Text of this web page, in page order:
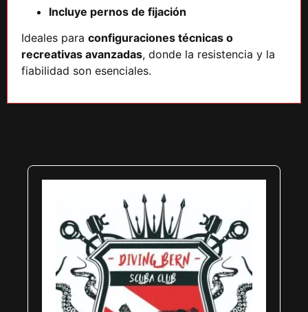
Incluye pernos de fijación
Ideales para configuraciones técnicas o
recreativas avanzadas, donde la resistencia y la
fiabilidad son esenciales.